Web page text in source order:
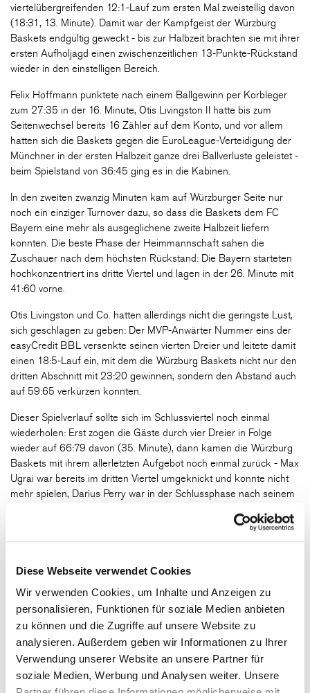
Diese Webseite verwendet Cookies
Wir verwenden Cookies, um Inhalte und Anzeigen zu
personalisieren, Funktionen für soziale Medien anbieten
zu können und die Zugriffe auf unsere Website zu
analysieren. Außerdem geben wir Informationen zu Ihrer
Verwendung unserer Website an unsere Partner für
soziale Medien, Werbung und Analysen weiter. Unsere
viertelübergreifenden 12:1-Lauf zum ersten Mal zweistellig davon
(18:31, 13. Minute). Damit war der Kampfgeist der Würzburg
Baskets endgültig geweckt - bis zur Halbzeit brachten sie mit ihrer
ersten Aufholjagd einen zwischenzeitlichen 13-Punkte-Rückstand
wieder in den einstelligen Bereich.
Felix Hoffmann punktete nach einem Ballgewinn per Korbleger
zum 27:35 in der 16. Minute, Otis Livingston II hatte bis zum
Seitenwechsel bereits 16 Zähler auf dem Konto, und vor allem
hatten sich die Baskets gegen die EuroLeague-Verteidigung der
Münchner in der ersten Halbzeit ganze drei Ballverluste geleistet -
beim Spielstand von 36:45 ging es in die Kabinen.
In den zweiten zwanzig Minuten kam auf Würzburger Seite nur
noch ein einziger Turnover dazu, so dass die Baskets dem FC
Bayern eine mehr als ausgeglichene zweite Halbzeit liefern
konnten. Die beste Phase der Heimmannschaft sahen die
Zuschauer nach dem höchsten Rückstand: Die Bayern starteten
hochkonzentriert ins dritte Viertel und lagen in der 26. Minute mit
41:60 vorne.
Otis Livingston und Co. hatten allerdings nicht die geringste Lust,
sich geschlagen zu geben: Der MVP-Anwärter Nummer eins der
easyCredit BBL versenkte seinen vierten Dreier und leitete damit
einen 18:5-Lauf ein, mit dem die Würzburg Baskets nicht nur den
dritten Abschnitt mit 23:20 gewinnen, sondern den Abstand auch
auf 59:65 verkürzen konnten.
Dieser Spielverlauf sollte sich im Schlussviertel noch einmal
wiederholen: Erst zogen die Gäste durch vier Dreier in Folge
wieder auf 66:79 davon (35. Minute), dann kamen die Würzburg
Baskets mit ihrem allerletzten Aufgebot noch einmal zurück - Max
Ugrai war bereits im dritten Viertel umgeknickt und konnte nicht
mehr spielen, Darius Perry war in der Schlussphase nach seinem
Trotzdem kamen die Hausherren durch zwei Treffer von Otis
78:84 heran und brachten die Turnhölle noch einmal auf volle
der Tabellenführer dann aber die entscheidenden Stopps in der
Verteidigung und ließ sich den unter dem Strich verdienten
Auswärtssieg und damit die Qualifikation für das Playoff-
Viertelfinale nicht mehr nehmen.